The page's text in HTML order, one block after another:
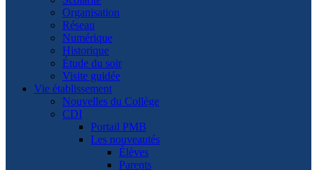
Organisation
Réseau
Numérique
Historique
Étude du soir
Visite guidée
Vie établissement
Nouvelles du Collège
CDI
Portail PMB
Les nouveautés
Élèves
Parents